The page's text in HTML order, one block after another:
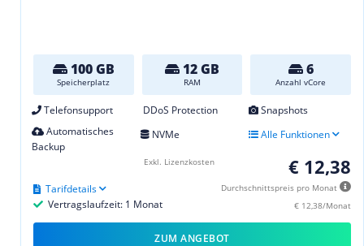
100 GB
Speicherplatz
12 GB
RAM
6
Anzahl vCore
Telefonsupport DDoS Protection
Snapshots
Automatisches
Backup
NVMe Alle Funktionen
€ 12,38
Durchschnittspreis pro Monat
€ 12,38/Monat
Vertragslaufzeit: 1 Monat
Tarifdetails
Exkl. Lizenzkosten
ZUM ANGEBOT